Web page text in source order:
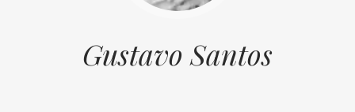
Gustavo Santos